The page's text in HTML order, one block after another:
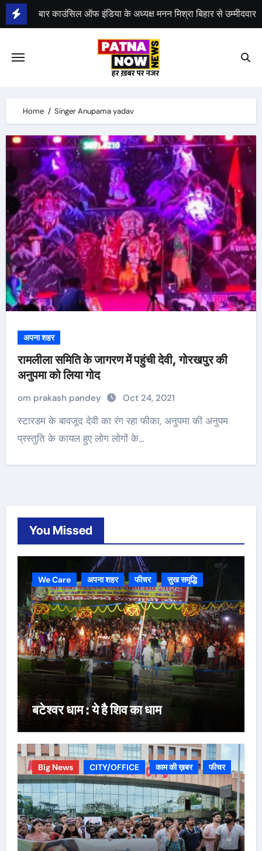
Skip
to
बार काउंसिल ऑफ इंडिया के अध्यक्ष मनन मिश्रा बिहार से उम्मीदवार
भीम सेना का भारत बंद, राजद का बंद को समर्थन
Home Singer Anupama yadav
अपना शहर
रामलीला समिति के जागरण में पहुंची देवी, गोरखपुर की
अनुपमा को लिया गोद
om prakash pandey Oct 24, 2021
स्टारडम के बावजूद देवी का रंग रहा फीका, अनुपमा की अनुपम
प्रस्तुति के कायल हुए लोग लोगों के…
You Missed
We Care अपना शहर फीचर सुख समृद्धि
बटेश्वर धाम : ये है शिव का धाम
Big News CITY/OFFICE काम की ख़बर फीचर